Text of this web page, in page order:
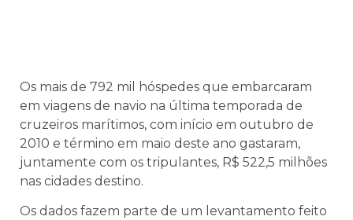
Os mais de 792 mil hóspedes que embarcaram
em viagens de navio na última temporada de
cruzeiros marítimos, com início em outubro de
2010 e término em maio deste ano gastaram,
juntamente com os tripulantes, R$ 522,5 milhões
nas cidades destino.
Os dados fazem parte de um levantamento feito